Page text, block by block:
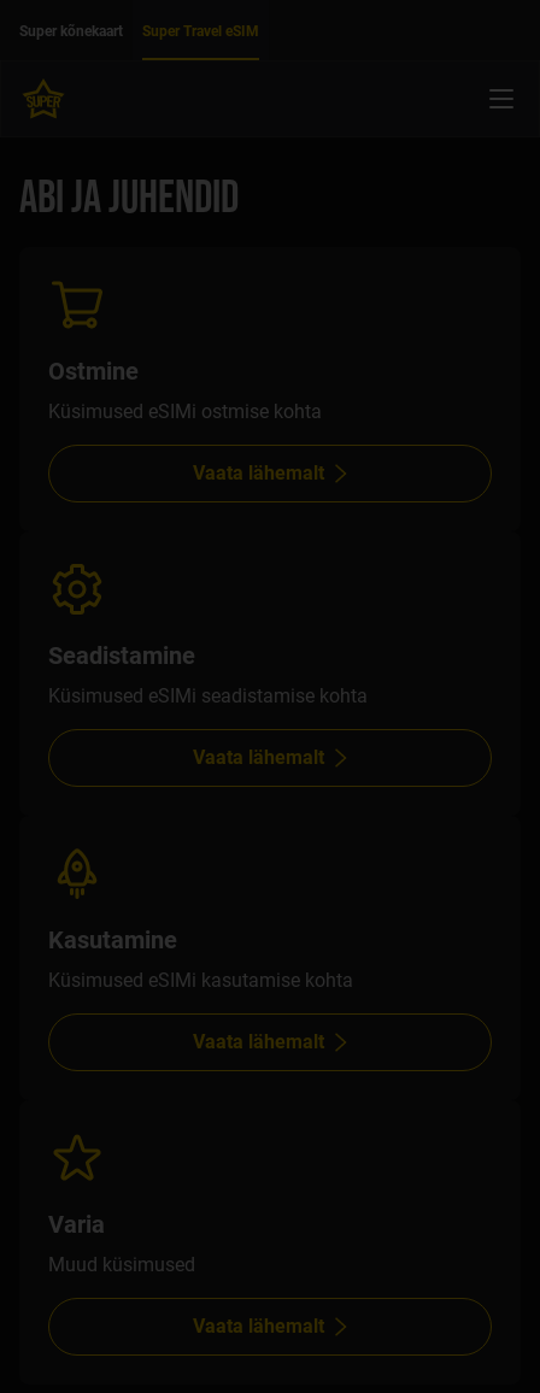
Super kõnekaart
Super Travel eSIM
ABI JA JUHENDID
Ostmine
Küsimused eSIMi ostmise kohta
Vaata lähemalt
Seadistamine
Küsimused eSIMi seadistamise kohta
Vaata lähemalt
Kasutamine
Küsimused eSIMi kasutamise kohta
Vaata lähemalt
Varia
Muud küsimused
Vaata lähemalt